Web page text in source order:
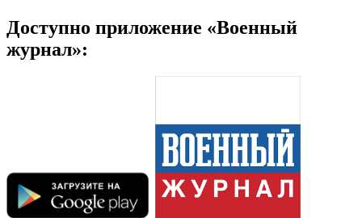
Доступно приложение «Военный
журнал»: